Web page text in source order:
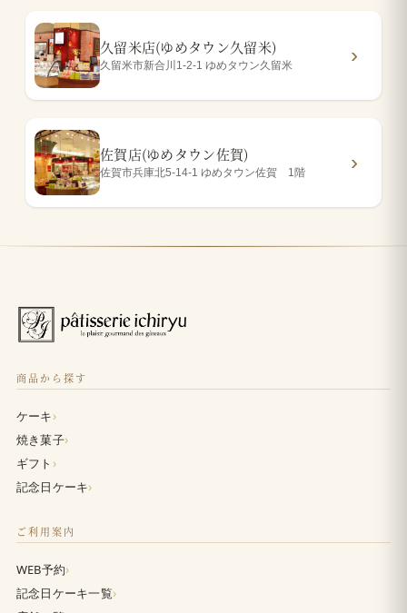
久留米店(ゆめタウン久留米)
久留米市新合川1-2-1 ゆめタウン久留米
佐賀店(ゆめタウン佐賀)
佐賀市兵庫北5-14-1 ゆめタウン佐賀 1階
商品から探す
ケーキ›
焼き菓子›
ギフト ›
記念日ケーキ›
ご利用案内
WEB予約›
記念日ケーキ一覧›